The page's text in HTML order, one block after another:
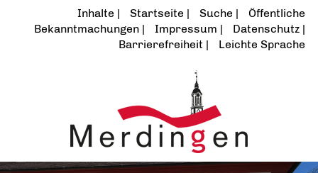
Inhalte Startseite Suche
Öffentliche
Bekanntmachungen
Impressum
Datenschutz
Barrierefreiheit
Leichte Sprache